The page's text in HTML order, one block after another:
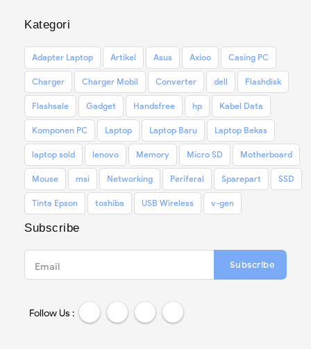
Kategori
Adapter Laptop Artikel Asus Axioo Casing PC
Charger Charger Mobil Converter dell Flashdisk
Flashsale Gadget Handsfree hp Kabel Data
Komponen PC Laptop Laptop Baru Laptop Bekas
laptop sold lenovo Memory Micro SD Motherboard
Mouse msi Networking Periferal Sparepart SSD
Tinta Epson toshiba USB Wireless v-gen
Subscribe
Email Subscribe
Follow Us :